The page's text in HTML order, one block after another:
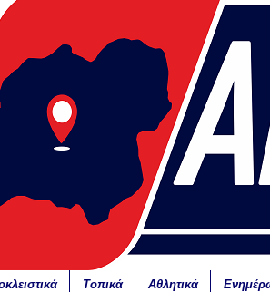
Τοπικά Αθλητικά